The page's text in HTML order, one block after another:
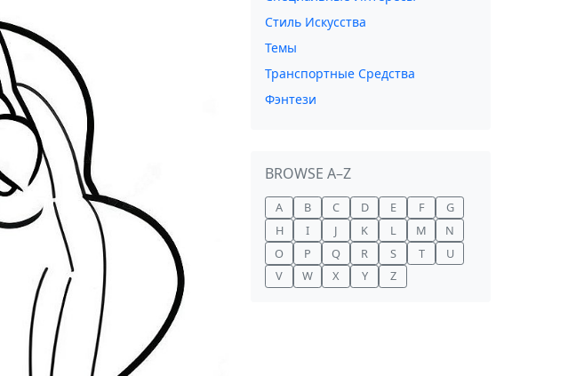
Стиль Искусства
Темы
Транспортные Средства
Фэнтези
BROWSE A–Z
A B C D E F
G
H
I J K L M
N
O
P Q R S T
U
V
W X Y Z